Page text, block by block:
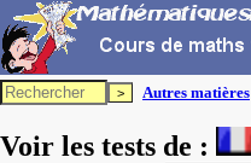
Autres matières
Voir les tests de :